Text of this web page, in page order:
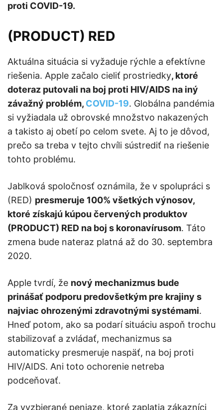
proti COVID-19.
(PRODUCT) RED
Aktuálna situácia si vyžaduje rýchle a efektívne
riešenia. Apple začalo cieliť prostriedky, ktoré
doteraz putovali na boj proti HIV/AIDS na iný
závažný problém, COVID-19. Globálna pandémia
si vyžiadala už obrovské množstvo nakazených
a takisto aj obetí po celom svete. Aj to je dôvod,
prečo sa treba v tejto chvíli sústrediť na riešenie
tohto problému.
Jablková spoločnosť oznámila, že v spolupráci s
(RED) presmeruje 100% všetkých výnosov,
ktoré získajú kúpou červených produktov
(PRODUCT) RED na boj s koronavírusom. Táto
zmena bude nateraz platná až do 30. septembra
2020.
Apple tvrdí, že nový mechanizmus bude
prinášať podporu predovšetkým pre krajiny s
najviac ohrozenými zdravotnými systémami.
Hneď potom, ako sa podarí situáciu aspoň trochu
stabilizovať a zvládať, mechanizmus sa
automaticky presmeruje naspäť, na boj proti
HIV/AIDS. Ani toto ochorenie netreba
podceňovať.
Za vyzbierané peniaze, ktoré zaplatia zákazníci